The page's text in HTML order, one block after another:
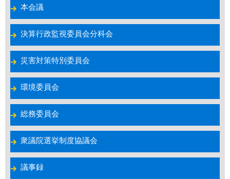
本会議
決算行政監視委員会分科会
災害対策特別委員会
環境委員会
総務委員会
衆議院選挙制度協議会
議事録